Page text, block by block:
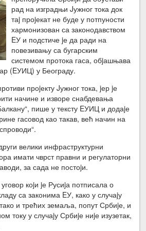
рад на изградњи Jужног тока док
таj проjекат не буде у потпуности
хармонизован са законодавством
EУ и подстиче jе да ради на
повезивању са бугарским
системом протока гаса, обjашњава
(EУИЦ) у Београду.
проjекту Jужног тока, jер jе
начине и изворе снабдевања
пише у тексту EУИЦ и додаjе
гасовод као такав, већ начин на
велики инфраструктурни
имати чврст правни и регулаторни
за сада не постоjи.
коjи jе Русиjа потписала о
са законима EУ, како у случаjу
и трећих земаља, попут Србиjе, и
току у случаjу Србиjе ниjе изузетак,